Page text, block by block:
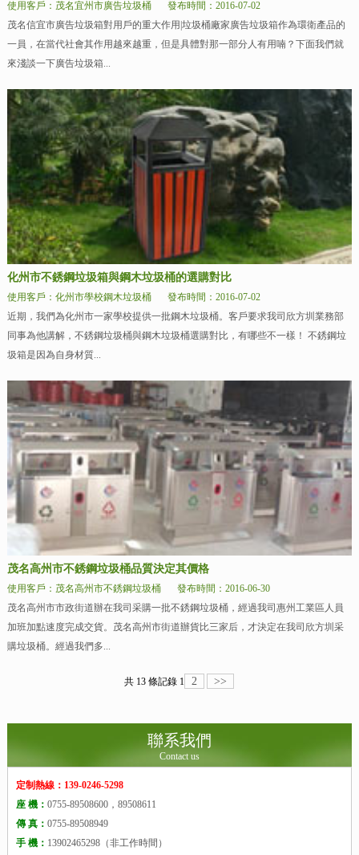
使用客戶：茂名宜州市廣告垃圾桶
發布時間：2016-07-02
茂名信宜市廣告垃圾箱對用戶的重大作用|垃圾桶廠家廣告垃圾箱作為環衛產品的
一員，在當代社會其作用越來越重，但是具體對那一部分人有用喃？下面我們就
來淺談一下廣告垃圾箱...
化州市不銹鋼垃圾箱與鋼木垃圾桶的選購對比
使用客戶：化州市學校鋼木垃圾桶
發布時間：2016-07-02
近期，我們為化州市一家學校提供一批鋼木垃圾桶。客戶要求我司欣方圳業務部
同事為他講解，不銹鋼垃圾桶與鋼木垃圾桶選購對比，有哪些不一樣！ 不銹鋼垃
圾箱是因為自身材質...
茂名高州市不銹鋼垃圾桶品質決定其價格
使用客戶：茂名高州市不銹鋼垃圾桶
發布時間：2016-06-30
茂名高州市市政街道辦在我司采購一批不銹鋼垃圾桶，經過我司惠州工業區人員
加班加點速度完成交貨。茂名高州市街道辦貨比三家后，才決定在我司欣方圳采
購垃圾桶。經過我們多...
共 13 條記錄 1 2 >>
聯系我們
Contact us
定制熱線：139-0246-5298
座 機： 0755-89508600，89508611
傳 真： 0755-89508949
手 機： 13902465298（非工作時間）